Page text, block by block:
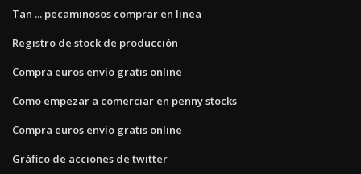
Tan ... pecaminosos comprar en linea
Registro de stock de producción
Compra euros envío gratis online
Como empezar a comerciar en penny stocks
Compra euros envío gratis online
Gráfico de acciones de twitter